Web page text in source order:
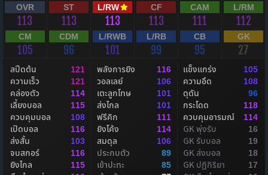
OVR
113
ST
113
L/RW
113
CF
113
CAM
111
L/RM
112
CM
105
CDM
96
L/RWB
101
L/RB
99
CB
95
GK
27
สปีดต้น 121
ความเร็ว 121
คล่องตัว 114
เลี้ยงบอล 115
ควบคุมบอล 108
เปิดบอล 116
ส่งสั้น 103
จบสกอร์ 116
ยิงไกล 115
พลังการยิง 116
วอลเลย์ 106
เตะลูกโทษ 101
ส่งไกล 101
ฟรีคิก 111
ยิงโค้ง 114
สมดุล 106
ประกบตัว 89
เข้าปะทะ 85
แข็งแกร่ง 105
ความอึด 108
ดุดัน 96
กระโดด 118
ควบคุมอารมณ์ 114
GK พุ่งรับ 16
GK รับบอล 19
GK ส่งบอล 18
GK ปฏิกิริยา 17